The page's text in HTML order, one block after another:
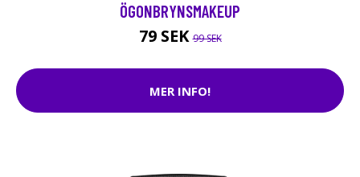
ÖGONBRYNSMAKEUP
79 SEK99 SEK
MER INFO!